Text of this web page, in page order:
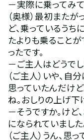
－実際に乗ってみ
（奥様）最初また
ど、乗っているうち
たよりも乗ること
ったです。
－ご主人はどうで
（ご主人）いや、自
思っていたんだけ
ね。おしりの上げ下
－そうですか。け
になられていました
（ご主人）うん、思